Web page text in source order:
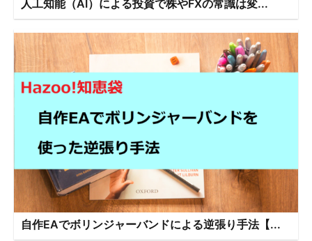
人工知能（AI）による投資で株やFXの常識は変...
自作EAでボリンジャーバンドによる逆張り手法【...